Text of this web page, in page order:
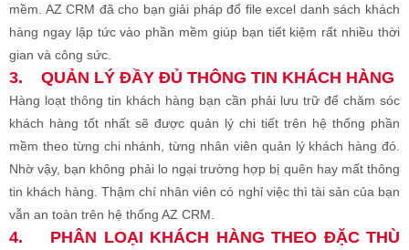
mềm. AZ CRM đã cho bạn giải pháp đổ file excel danh sách khách
hàng ngay lập tức vào phần mềm giúp bạn tiết kiệm rất nhiều thời
gian và công sức.
3. QUẢN LÝ ĐẦY ĐỦ THÔNG TIN KHÁCH HÀNG
Hàng loạt thông tin khách hàng bạn cần phải lưu trữ để chăm sóc
khách hàng tốt nhất sẽ được quản lý chi tiết trên hệ thống phần
mềm theo từng chi nhánh, từng nhân viên quản lý khách hàng đó.
Nhờ vậy, bạn không phải lo ngại trường hợp bị quên hay mất thông
tin khách hàng. Thậm chí nhân viên có nghỉ việc thì tài sản của bạn
vẫn an toàn trên hệ thống AZ CRM.
4. PHÂN LOẠI KHÁCH HÀNG THEO ĐẶC THÙ